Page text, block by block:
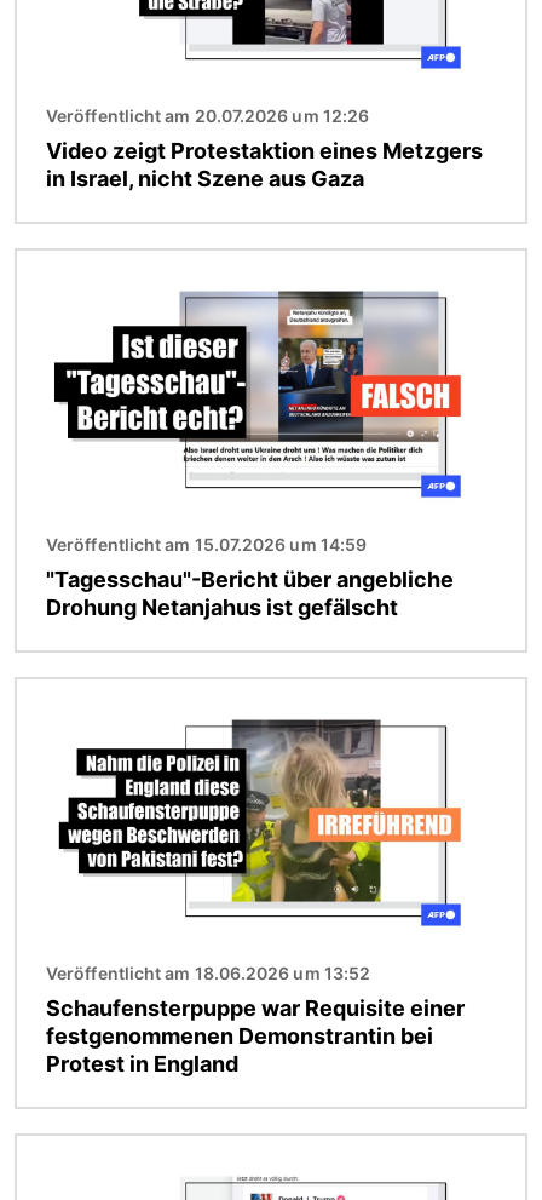
Veröffentlicht am 20.07.2026 um 12:26
Video zeigt Protestaktion eines Metzgers
in Israel, nicht Szene aus Gaza
Veröffentlicht am 15.07.2026 um 14:59
"Tagesschau"-Bericht über angebliche
Drohung Netanjahus ist gefälscht
Veröffentlicht am 18.06.2026 um 13:52
Schaufensterpuppe war Requisite einer
festgenommenen Demonstrantin bei
Protest in England